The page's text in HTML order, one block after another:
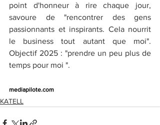
point d'honneur à rire chaque jour,
savoure de "rencontrer des gens
passionnants et inspirants. Cela nourrit
le business tout autant que moi".
Objectif 2025 : "prendre un peu plus de
temps pour moi ".
mediapilote.com
KATELL